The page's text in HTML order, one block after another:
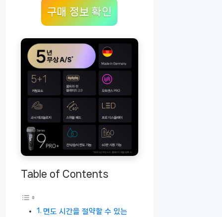
구매 정보 확인
Table of Contents
면도 시간을 절약할 수 있는